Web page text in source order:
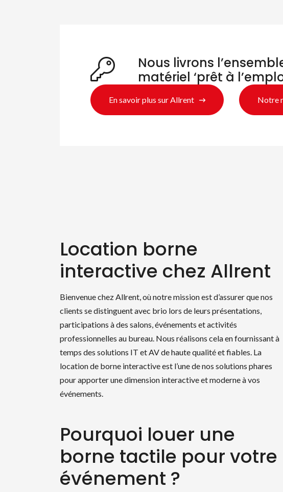
Nous livrons
matériel ‘prêt à
En savoir plus sur Allrent Notre
Location borne
interactive chez Allrent
Bienvenue chez Allrent, où notre mission est d’assurer que nos
clients se distinguent avec brio lors de leurs présentations,
participations à des salons, événements et activités
professionnelles au bureau. Nous réalisons cela en fournissant à
temps des solutions IT et AV de haute qualité et fiables. La
location de borne interactive est l’une de nos solutions phares
pour apporter une dimension interactive et moderne à vos
événements.
Pourquoi louer une
borne tactile pour votre
événement ?